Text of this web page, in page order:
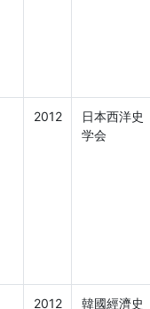
2012
日本西洋史
学会
2012
韓國經濟史